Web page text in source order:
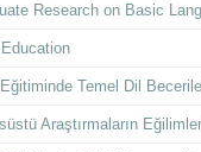
Research on Basic
Temel Dil
Araştırmaların